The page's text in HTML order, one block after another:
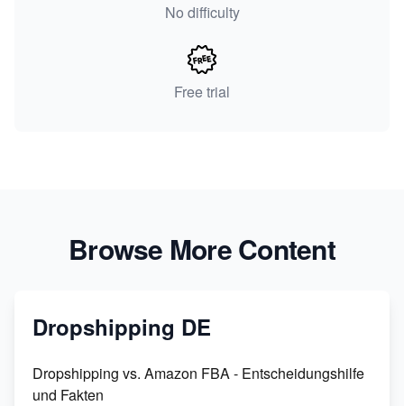
No difficulty
Free trial
Browse More Content
Dropshipping DE
Dropshipping vs. Amazon FBA - Entscheidungshilfe
und Fakten